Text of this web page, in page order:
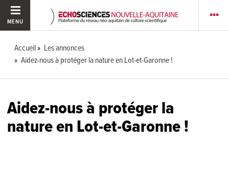
MENU
Accueil
Les annonces
Aidez-nous à protéger la nature en Lot-et-Garonne !
Aidez-nous à protéger la
nature en Lot-et-Garonne !